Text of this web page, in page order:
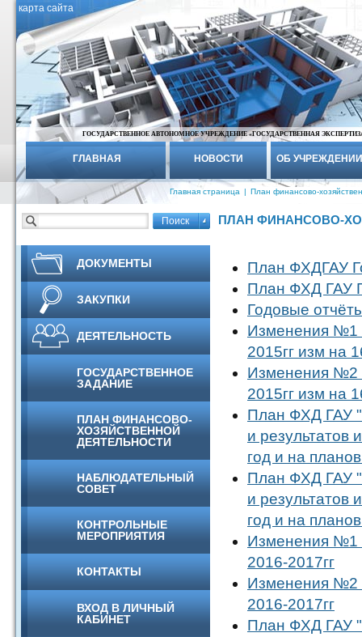
карта сайта
ГОСУДАРСТВЕННОЕ АВТОНОМНОЕ УЧРЕЖДЕНИЕ «ГОСУДАРСТВЕННАЯ
ГЛАВНАЯ НОВОСТИ ОБ УЧРЕЖДЕНИИ
Главная страница | План финансово-
ДОКУМЕНТЫ
ЗАКУПКИ
ДЕЯТЕЛЬНОСТЬ
ГОСУДАРСТВЕННОЕ
ЗАДАНИЕ
ПЛАН ФИНАНСОВО-
ХОЗЯЙСТВЕННОЙ
ДЕЯТЕЛЬНОСТИ
НАБЛЮДАТЕЛЬНЫЙ
СОВЕТ
КОНТРОЛЬНЫЕ
МЕРОПРИЯТИЯ
КОНТАКТЫ
ВХОД В ЛИЧНЫЙ
КАБИНЕТ
ПЛАН ФИНАНСОВО-
План ФХДГАУ
План ФХД ГАУ
Годовые
Изменения №1
2015гг изм на
Изменения №2
2015гг изм на
План ФХД ГАУ
и результатов
год и на
План ФХД ГАУ
и результатов
год и на
Изменения №1
2016-2017гг
Изменения №2
2016-2017гг
План ФХД ГАУ